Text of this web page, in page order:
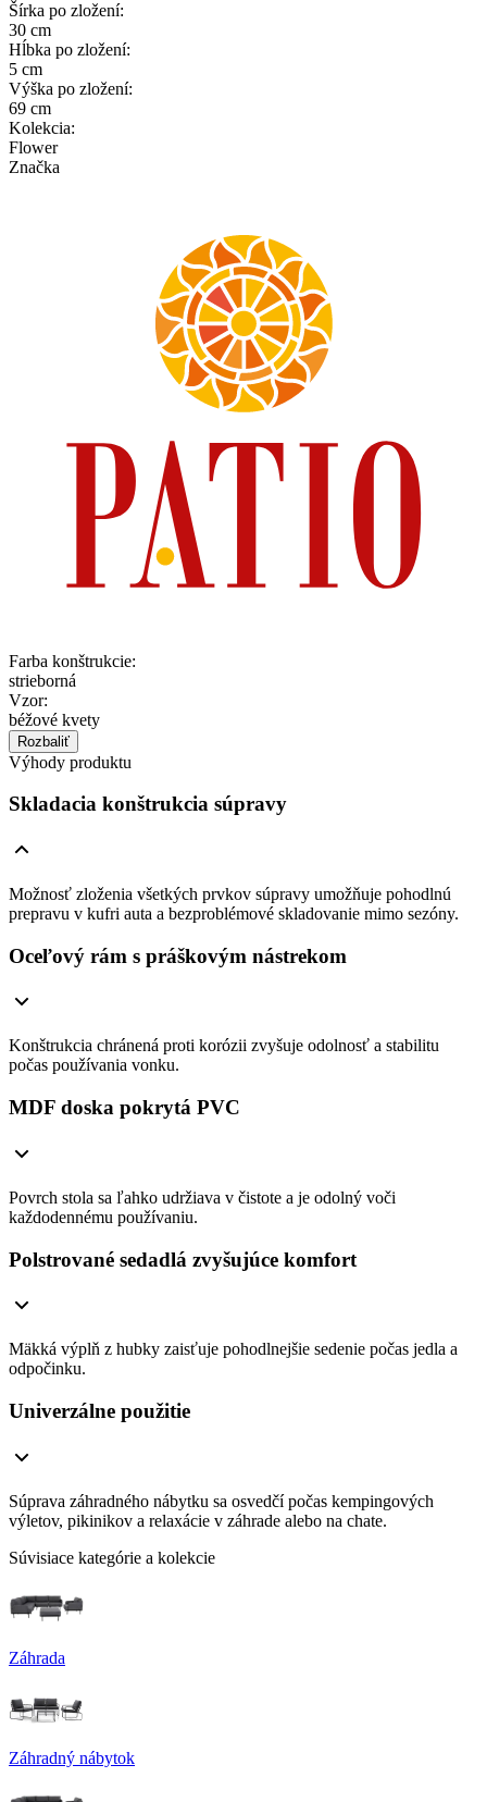
Šírka po zložení:
30 cm
Hĺbka po zložení:
5 cm
Výška po zložení:
69 cm
Kolekcia:
Flower
Značka
Farba konštrukcie:
strieborná
Vzor:
béžové kvety
Rozbaliť
Výhody produktu
Skladacia konštrukcia súpravy
Možnosť zloženia všetkých prvkov súpravy umožňuje pohodlnú
prepravu v kufri auta a bezproblémové skladovanie mimo sezóny.
Oceľový rám s práškovým nástrekom
Konštrukcia chránená proti korózii zvyšuje odolnosť a stabilitu
počas používania vonku.
MDF doska pokrytá PVC
Povrch stola sa ľahko udržiava v čistote a je odolný voči
každodennému používaniu.
Polstrované sedadlá zvyšujúce komfort
Mäkká výplň z hubky zaisťuje pohodlnejšie sedenie počas jedla a
odpočinku.
Univerzálne použitie
Súprava záhradného nábytku sa osvedčí počas kempingových
výletov, pikinikov a relaxácie v záhrade alebo na chate.
Súvisiace kategórie a kolekcie
Záhrada
Záhradný nábytok